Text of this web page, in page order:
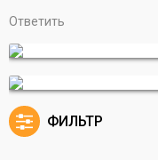
Ответить